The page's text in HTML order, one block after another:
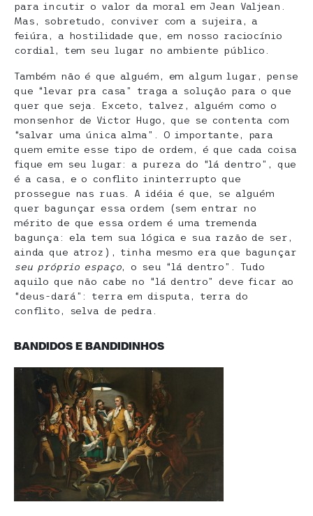
para incutir o valor da moral em Jean Valjean.
Mas, sobretudo, conviver com a sujeira, a
feiúra, a hostilidade que, em nosso raciocínio
cordial, tem seu lugar no ambiente público.
Também não é que alguém, em algum lugar, pense
que “levar pra casa” traga a solução para o que
quer que seja. Exceto, talvez, alguém como o
monsenhor de Victor Hugo, que se contenta com
“salvar uma única alma”. O importante, para
quem emite esse tipo de ordem, é que cada coisa
fique em seu lugar: a pureza do “lá dentro”, que
é a casa, e o conflito ininterrupto que
prossegue nas ruas. A idéia é que, se alguém
quer bagunçar essa ordem (sem entrar no
mérito de que essa ordem é uma tremenda
bagunça: ela tem sua lógica e sua razão de ser,
ainda que atroz), tinha mesmo era que bagunçar
seu próprio espaço, o seu “lá dentro”. Tudo
aquilo que não cabe no “lá dentro” deve ficar ao
“deus-dará”: terra em disputa, terra do
conflito, selva de pedra.
BANDIDOS E BANDIDINHOS